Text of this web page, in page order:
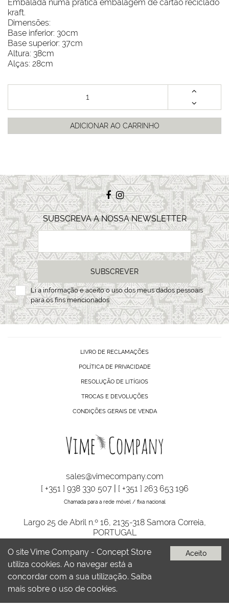
Embalada numa prática embalagem de cartão reciclado
kraft.
Dimensões:
Base inferior: 30cm
Base superior: 37cm
Altura: 38cm
Alças: 28cm
ADICIONAR AO CARRINHO
SUBSCREVA A NOSSA NEWSLETTER
SUBSCREVER
Li ainformaçãoe aceito o uso dos meus dados pessoais
para os fins mencionados
LIVRO DE RECLAMAÇÕES
POLÍTICA DE PRIVACIDADE
RESOLUÇÃO DE LITÍGIOS
TROCAS E DEVOLUÇÕES
CONDIÇÕES GERAIS DE VENDA
sales@vimecompany.com
[ +351 ] 938 330 507| [ +351 ] 263 653 196
Chamada para a rede móvel / fixa nacional
Largo 25 de Abril n.º 16, 2135-318 Samora Correia,
PORTUGAL
VIME COMPANY © TODOS OS DIREITOS RESERVADOS | DESENVOLVIDO
POR
BOMSITE
O site Vime Company - Concept Store
utiliza cookies. Ao navegar está a
concordar com a sua utilização. Saiba
mais sobre o uso de cookies.
Aceito